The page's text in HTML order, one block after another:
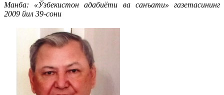
Манба: «Ўзбекистон адабиёти ва санъати» газетасининг
2009 йил 39-сони